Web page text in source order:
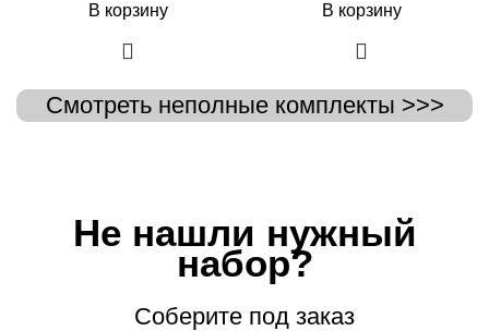
В корзину В корзину
Смотреть неполные комплекты >>>
Не нашли нужный
набор?
Соберите под заказ